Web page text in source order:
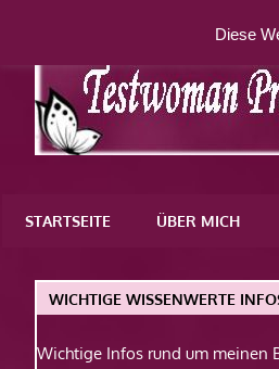
springen
WordPress-
STARTSEITE ÜBER MICH
WICHTIGE WISSENWERTE
Wichtige Infos rund um meinen
Diese